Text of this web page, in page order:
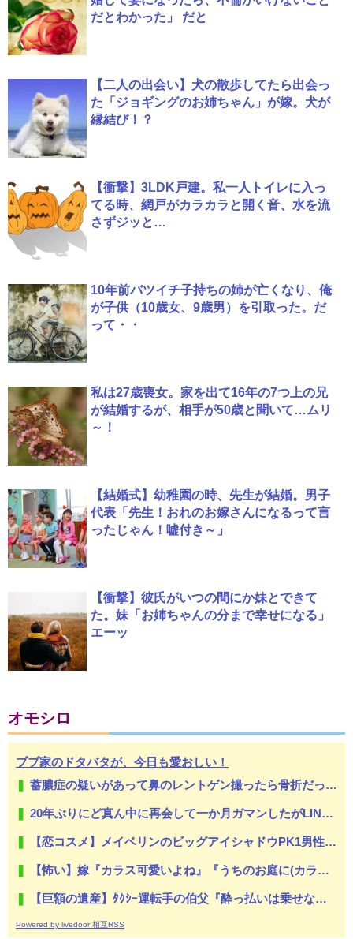
だとわかった」 だと
【二人の出会い】犬の散歩してたら出会っ
た「ジョギングのお姉ちゃん」が嫁。犬が
縁結び！？
【衝撃】3LDK戸建。私一人トイレに入っ
てる時、網戸がカラカラと開く音、水を流
さずジッと…
10年前バツイチ子持ちの姉が亡くなり、俺
が子供（10歳女、9歳男）を引取った。だ
って・・
私は27歳喪女。家を出て16年の7つ上の兄
が結婚するが、相手が50歳と聞いて…ムリ
～！
【結婚式】幼稚園の時、先生が結婚。男子
代表「先生！おれのお嫁さんになるって言
ったじゃん！嘘付き～」
【衝撃】彼氏がいつの間にか妹とできて
た。妹「お姉ちゃんの分まで幸せになる」
エーッ
オモシロ
ブブ家のドタバタが、今日も愛おしい！
蓄膿症の疑いがあって鼻のレントゲン撮ったら骨折だった。そういや幼稚園の頃顔面着地したことがあったが、 母ちゃん当時気づかなかったのかよ・・・
20年ぶりにど真ん中に再会して一か月ガマンしたがLINEで「たまに二人で昔話ができる友達になろう」的なメッセ送信した。昨日まで既読無視
【恋コスメ】メイベリンのビッグアイシャドウPK1男性からの評判めちゃくちゃ良い。
【怖い】嫁『カラス可愛いよね』『うちのお庭に(カラスの)お墓作ったよ』俺『.....』嫁は待ち受け画面もカラスにしている。俺正直カラス怖いんだが...
【巨額の遺産】ﾀｸｼｰ運転手の伯父『酔っ払いは乗せない』私『そうなんだww』→伯父が亡くなり、日記を見ると衝撃の内容が！その真相が...
Powered by livedoor 相互RSS